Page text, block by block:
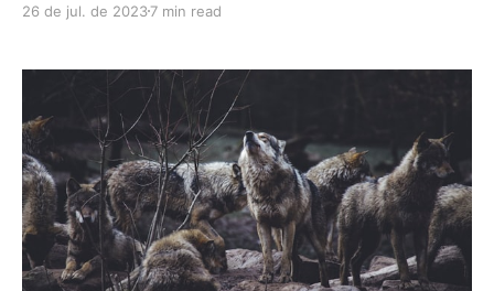
Wheel (el Joaquín del mes es posestructuralista y
del Oeste (still sin nombre!) bato un nuevo record de
26 de jul. de 20237 min read